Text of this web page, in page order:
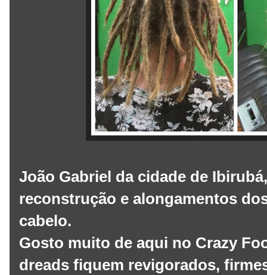
João Gabriel da cidade de
reconstrução e alongamentos
cabelo.
Gosto muito de aqui no Crazy
dreads fiquem revigorados,